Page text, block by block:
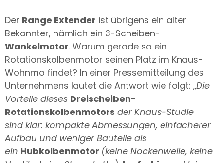
Der Range Extender ist übrigens ein alter
Bekannter, nämlich ein 3-Scheiben-
Wankelmotor. Warum gerade so ein
Rotationskolbenmotor seinen Platz im Knaus-
Wohnmo findet? In einer Pressemitteilung des
Unternehmens lautet die Antwort wie folgt: „Die
Vorteile dieses Dreischeiben-
Rotationskolbenmotors der Knaus-Studie
sind klar: kompakte Abmessungen, einfacherer
Aufbau und weniger Bauteile als
ein Hubkolbenmotor (keine Nockenwelle, keine